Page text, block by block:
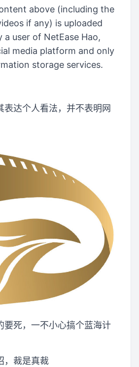
above (including the
if any) is uploaded
a user of NetEase Hao,
media platform and only
storage services.
表达个人看法，并不表明网
要死，一不小心搞个蓝海计
，裁是真裁